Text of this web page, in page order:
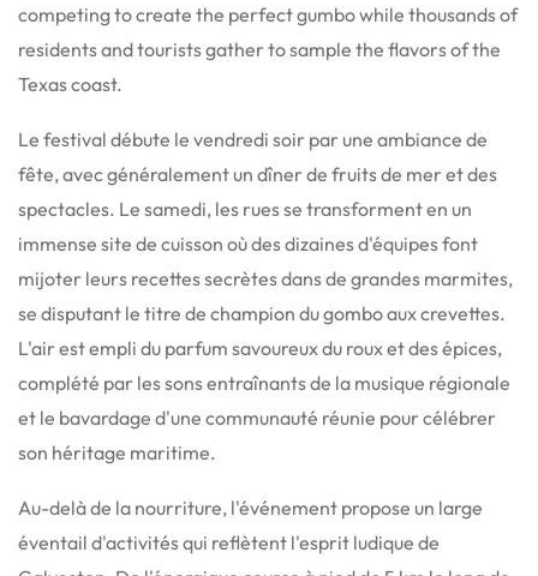
competing to create the perfect gumbo while thousands of
residents and tourists gather to sample the flavors of the
Texas coast.
Le festival débute le vendredi soir par une ambiance de
fête, avec généralement un dîner de fruits de mer et des
spectacles. Le samedi, les rues se transforment en un
immense site de cuisson où des dizaines d'équipes font
mijoter leurs recettes secrètes dans de grandes marmites,
se disputant le titre de champion du gombo aux crevettes.
L'air est empli du parfum savoureux du roux et des épices,
complété par les sons entraînants de la musique régionale
et le bavardage d'une communauté réunie pour célébrer
son héritage maritime.
Au-delà de la nourriture, l'événement propose un large
éventail d'activités qui reflètent l'esprit ludique de